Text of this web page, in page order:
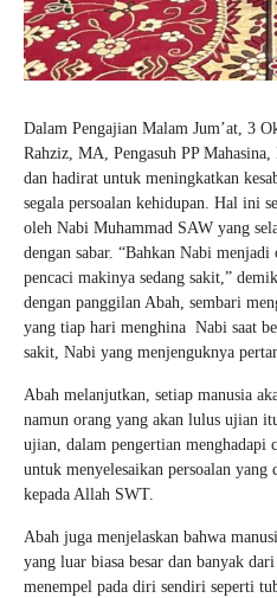
Dalam Pengajian Malam Jum’at, 3
Rahziz, MA, Pengasuh PP
dan hadirat untuk meningkatkan
segala persoalan kehidupan. Hal ini
oleh Nabi Muhammad SAW yang
dengan sabar. “Bahkan Nabi
pencaci makinya sedang sakit,”
dengan panggilan Abah, sembari
yang tiap hari menghina Nabi saat
sakit, Nabi yang menjenguknya
Abah melanjutkan, setiap manusia
namun orang yang akan lulus ujian
ujian, dalam pengertian menghadapi
untuk menyelesaikan persoalan yang
kepada Allah SWT.
Abah juga menjelaskan bahwa
yang luar biasa besar dan banyak
menempel pada diri sendiri seperti